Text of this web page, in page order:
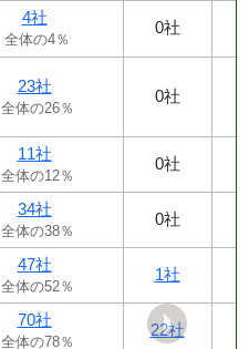
4社
全体の4％
0社
23社
全体の26％
0社
11社
全体の12％
0社
34社
全体の38％
0社
47社
全体の52％
1社
70社
全体の78％
22社